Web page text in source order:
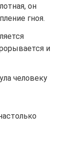
он
гноя.
и
человеку